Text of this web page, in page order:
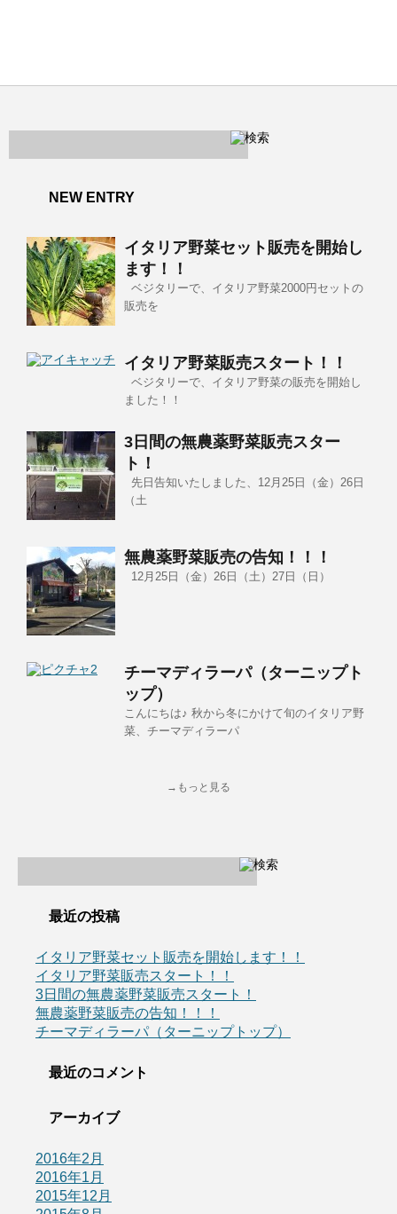
NEW ENTRY
イタリア野菜セット販売を開始し
ます！！
ベジタリーで、イタリア野菜2000円セットの
販売を
イタリア野菜販売スタート！！
ベジタリーで、イタリア野菜の販売を開始し
ました！！
3日間の無農薬野菜販売スター
ト！
先日告知いたしました、12月25日（金）26日
（土
無農薬野菜販売の告知！！！
12月25日（金）26日（土）27日（日）
チーマディラーパ（ターニップト
ップ）
こんにちは♪ 秋から冬にかけて旬のイタリア野
菜、チーマディラーパ
→もっと見る
最近の投稿
イタリア野菜セット販売を開始します！！
イタリア野菜販売スタート！！
3日間の無農薬野菜販売スタート！
無農薬野菜販売の告知！！！
チーマディラーパ（ターニップトップ）
最近のコメント
アーカイブ
2016年2月
2016年1月
2015年12月